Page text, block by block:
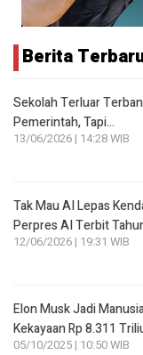
Berita
Sekolah Terluar
Pemerintah, Tapi…
13/06/2026 | 14:28 WIB
Tak Mau AI Lepas
Perpres AI Terbit
12/06/2026 | 19:31 WIB
Elon Musk Jadi
Kekayaan Rp 8.311
05/10/2025 | 10:50 WIB